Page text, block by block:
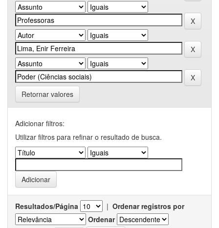
Retornar valores
Adicionar filtros:
Utilizar filtros para refinar o resultado de busca.
Resultados/Página | Ordenar registros por
Ordenar